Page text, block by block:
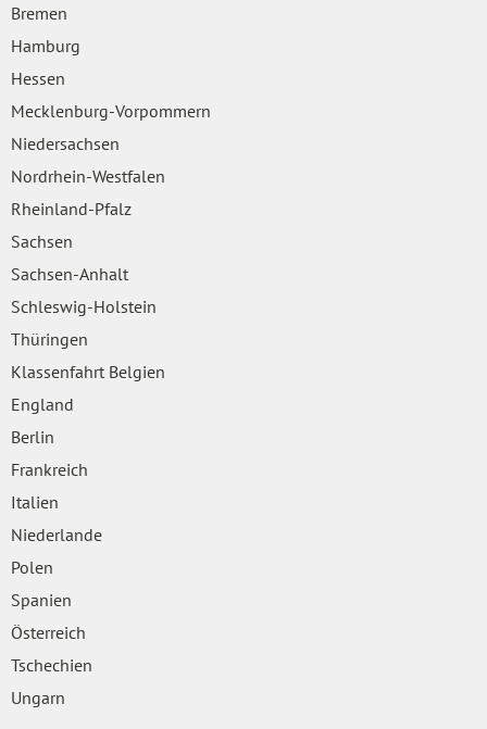
Bremen
Hamburg
Hessen
Mecklenburg-Vorpommern
Niedersachsen
Nordrhein-Westfalen
Rheinland-Pfalz
Sachsen
Sachsen-Anhalt
Schleswig-Holstein
Thüringen
Klassenfahrt Belgien
England
Berlin
Frankreich
Italien
Niederlande
Polen
Spanien
Österreich
Tschechien
Ungarn